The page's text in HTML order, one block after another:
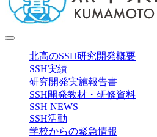
北高のSSH研究開発概要
SSH実績
研究開発実施報告書
SSH開発教材・研修資料
SSH NEWS
SSH活動
学校からの緊急情報